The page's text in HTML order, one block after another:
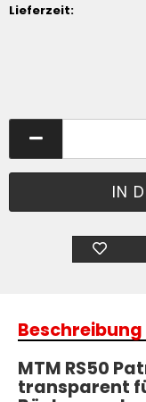
Lieferzeit:
Beschreibung
MTM RS50
transparent